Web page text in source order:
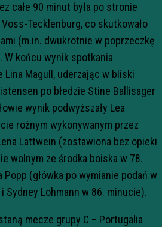
całe 90 minut była po stronie
Tecklenburg, co skutkowało
(m.in. dwukrotnie w poprzeczkę
W końcu wynik spotkania
Lina Magull, uderzając w bliski
po błedzie Stine Ballisager
wynik podwyższały Lea
rożnym wykonywanym przez
Lattwein (zostawiona bez opieki
wolnym ze środka boiska w 78.
(główka po wymianie podań w
Sydney Lohmann w 86. minucie).
mecze grupy C – Portugalia